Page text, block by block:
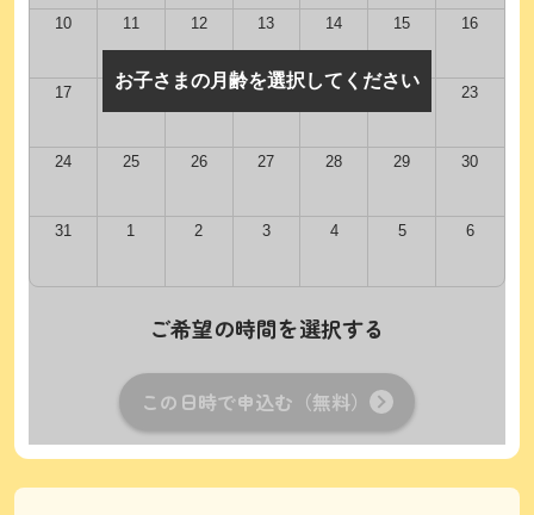
10 11 12 13 14 15 16
17 18 19 20 21 22 23
24 25 26 27 28 29 30
31 1 2 3 4 5 6
ご希望の時間を選択する
この日時で申込む（無料）
お子さまの月齢を選択してください